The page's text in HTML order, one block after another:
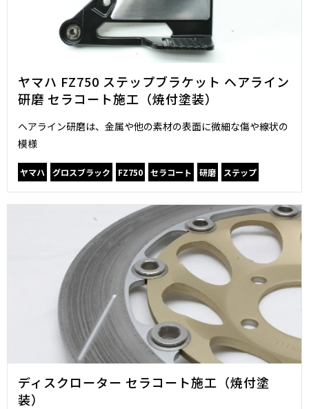
ヤマハ FZ750 ステップブラケット ヘアライン
研磨 セラコート施工（焼付塗装）
ヘアライン研磨は、金属や他の素材の表面に微細な傷や線状の
模様
ヤマハ グロスブラック FZ750 セラコート 研磨 ステップ
ディスクローター セラコート施工（焼付塗
装）